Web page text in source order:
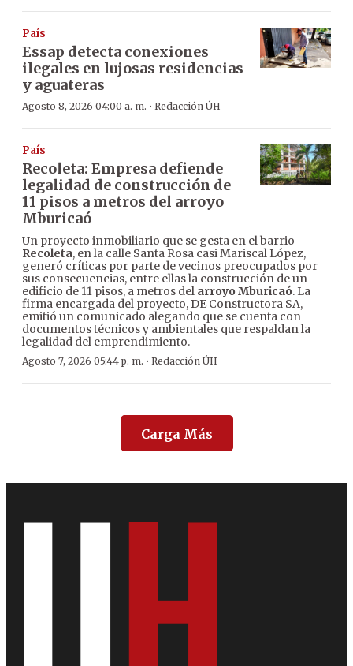
País
Essap detecta conexiones
ilegales en lujosas residencias
y aguateras
Agosto 8, 2026 04:00 a. m. · Redacción ÚH
País
Recoleta: Empresa defiende
legalidad de construcción de
11 pisos a metros del arroyo
Mburicaó
Un proyecto inmobiliario que se gesta en el barrio
Recoleta, en la calle Santa Rosa casi Mariscal López,
generó críticas por parte de vecinos preocupados por
sus consecuencias, entre ellas la construcción de un
edificio de 11 pisos, a metros del arroyo Mburicaó. La
firma encargada del proyecto, DE Constructora SA,
emitió un comunicado alegando que se cuenta con
documentos técnicos y ambientales que respaldan la
legalidad del emprendimiento.
Agosto 7, 2026 05:44 p. m. · Redacción ÚH
Carga Más